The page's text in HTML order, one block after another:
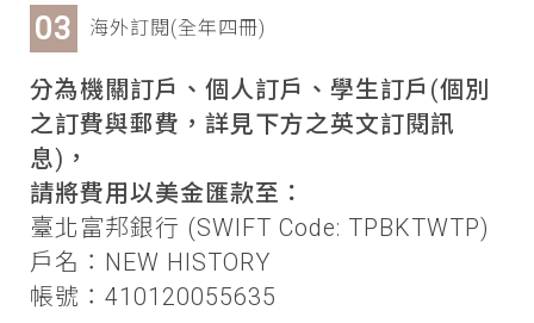
海外訂閱(全年四冊)
分為機關訂戶、個人訂戶、學生訂戶(個別
之訂費與郵費，詳見下方之英文訂閱訊
息)，
請將費用以美金匯款至：
臺北富邦銀行 (SWIFT Code: TPBKTWTP)
戶名：NEW HISTORY
帳號：410120055635